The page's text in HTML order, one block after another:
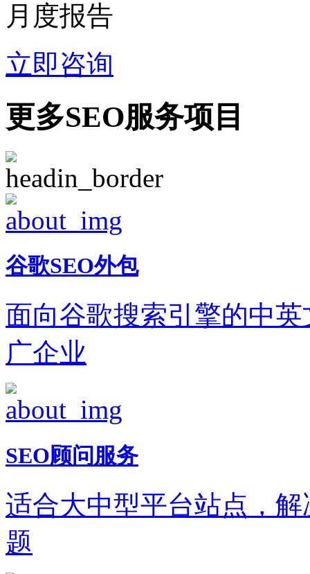
月度报告
立即咨询
更多SEO服务项目
谷歌SEO外包
面向谷歌搜索引擎的中
广企业
SEO顾问服务
适合大中型平台站点，
题